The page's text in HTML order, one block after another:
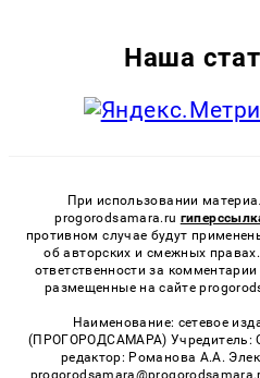
Наша
При использовании
progorodsamara.ru
противном случае будут
об авторских и смежных
ответственности за
размещенные на сайте
Наименование: сетевое
(ПРОГОРОДСАМАРА) Учредитель:
редактор: Романова А.А.